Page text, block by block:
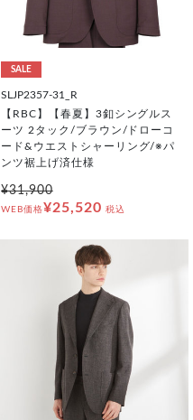
SALE
SLJP2357-31_R
【RBC】【春夏】3釦シングルス
ーツ 2タック/ブラウン/ドローコ
ード&ウエストシャーリング/※パ
ンツ裾上げ済仕様
¥31,900
WEB価格¥25,520 税込